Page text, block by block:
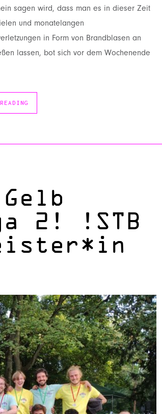
sagen wird, dass man es in dieser Zeit
und monatelangen
in Form von Brandblasen an
lassen, bot sich vor dem Wochenende
2! !STB